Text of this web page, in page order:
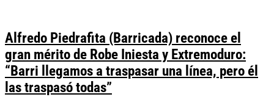
Alfredo Piedrafita (Barricada) reconoce el
gran mérito de Robe Iniesta y Extremoduro:
“Barri llegamos a traspasar una línea, pero él
las traspasó todas”